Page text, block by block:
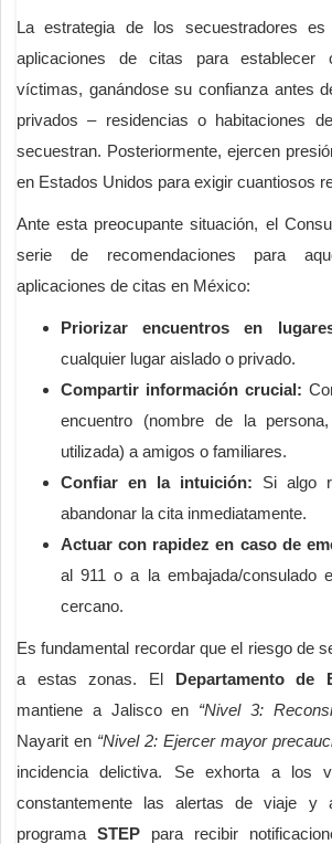
La estrategia de los secuestradores es
aplicaciones de citas para establecer
víctimas, ganándose su confianza antes
privados – residencias o habitaciones
secuestran. Posteriormente, ejercen
en Estados Unidos para exigir cuantiosos
Ante esta preocupante situación, el
serie de recomendaciones para
aplicaciones de citas en México:
Priorizar encuentros en
cualquier lugar aislado o privado.
Compartir información crucial:
encuentro (nombre de la
utilizada) a amigos o familiares.
Confiar en la intuición: Si algo
abandonar la cita inmediatamente.
Actuar con rapidez en caso de
al 911 o a la embajada/consulado
cercano.
Es fundamental recordar que el riesgo de
a estas zonas. El Departamento de
mantiene a Jalisco en “Nivel 3:
Nayarit en “Nivel 2: Ejercer mayor
incidencia delictiva. Se exhorta a los
constantemente las alertas de viaje y
programa STEP para recibir